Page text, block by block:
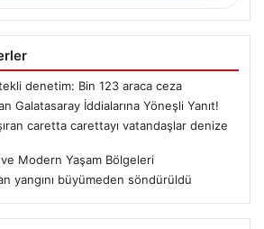
denetim: Bin 123 araca ceza
Galatasaray İddialarına Yöneşli Yanıt!
caretta carettayı vatandaşlar denize
Modern Yaşam Bölgeleri
yangını büyümeden söndürüldü